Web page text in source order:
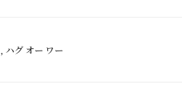
ハグ オー ワー